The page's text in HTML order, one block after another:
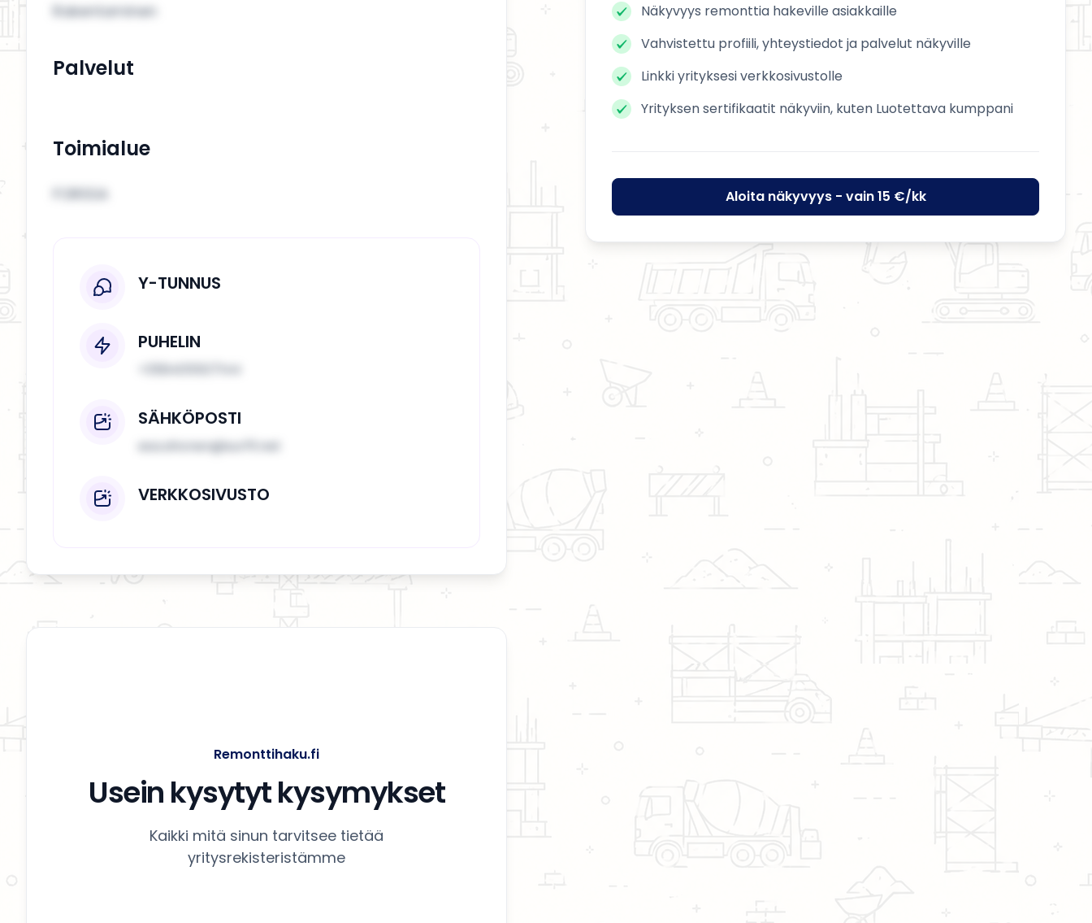
Rakentaminen
Palvelut
Toimialue
FORSSA
Y-TUNNUS
PUHELIN
SÄHKÖPOSTI
esa.ahonen@surffi.net
VERKKOSIVUSTO
Näkyvyys remonttia hakeville asiakkaille
Vahvistettu profiili, yhteystiedot ja palvelut näkyville
Linkki yrityksesi verkkosivustolle
Yrityksen sertifikaatit näkyviin, kuten Luotettava kumppani
Aloita näkyvyys - vain 15 €/kk
Remonttihaku.fi
Usein kysytyt kysymykset
Kaikki mitä sinun tarvitsee tietää
yritysrekisteristämme